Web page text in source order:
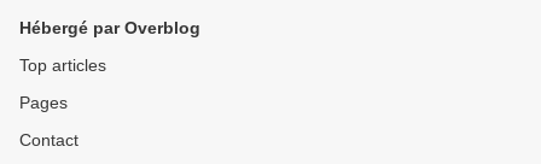
Hébergé par Overblog
Top articles
Pages
Contact